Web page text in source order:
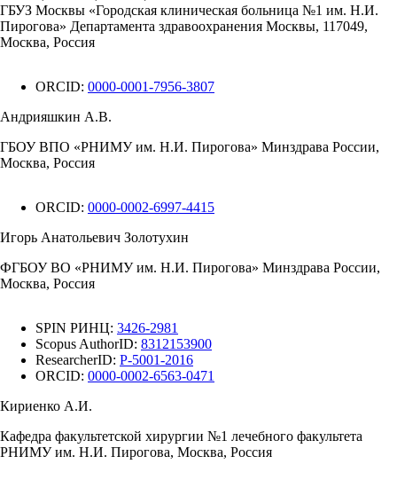
ГБУЗ Москвы «Городская клиническая больница №1 им. Н.И.
Пирогова» Департамента здравоохранения Москвы, 117049,
Москва, Россия
ORCID: 0000-0001-7956-3807
Андрияшкин А.В.
ГБОУ ВПО «РНИМУ им. Н.И. Пирогова» Минздрава России,
Москва, Россия
ORCID: 0000-0002-6997-4415
Игорь Анатольевич Золотухин
ФГБОУ ВО «РНИМУ им. Н.И. Пирогова» Минздрава России,
Москва, Россия
SPIN РИНЦ: 3426-2981
Scopus AuthorID: 8312153900
ResearcherID: P-5001-2016
ORCID: 0000-0002-6563-0471
Кириенко А.И.
Кафедра факультетской хирургии №1 лечебного факультета
РНИМУ им. Н.И. Пирогова, Москва, Россия